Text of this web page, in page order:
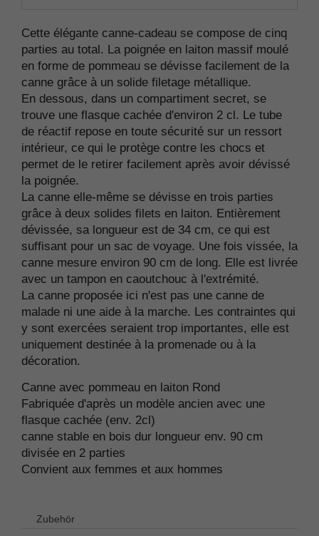
Cette élégante canne-cadeau se compose de cinq
parties au total. La poignée en laiton massif moulé
en forme de pommeau se dévisse facilement de la
canne grâce à un solide filetage métallique.
En dessous, dans un compartiment secret, se
trouve une flasque cachée d'environ 2 cl. Le tube
de réactif repose en toute sécurité sur un ressort
intérieur, ce qui le protège contre les chocs et
permet de le retirer facilement après avoir dévissé
la poignée.
La canne elle-même se dévisse en trois parties
grâce à deux solides filets en laiton. Entièrement
dévissée, sa longueur est de 34 cm, ce qui est
suffisant pour un sac de voyage. Une fois vissée, la
canne mesure environ 90 cm de long. Elle est livrée
avec un tampon en caoutchouc à l'extrémité.
La canne proposée ici n'est pas une canne de
malade ni une aide à la marche. Les contraintes qui
y sont exercées seraient trop importantes, elle est
uniquement destinée à la promenade ou à la
décoration.
Canne avec pommeau en laiton Rond
Fabriquée d'après un modèle ancien avec une
flasque cachée (env. 2cl)
canne stable en bois dur longueur env. 90 cm
divisée en 2 parties
Convient aux femmes et aux hommes
Zubehör